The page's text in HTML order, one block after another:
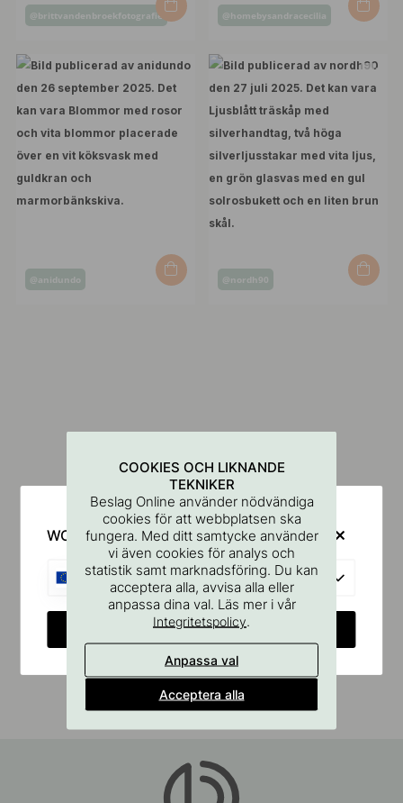
Inlägg
av
@brittvandenbroekfotografie
Inlägg
av
@homebysandracecilia
Inlägg
@anidundo
Inlägg
@nordh90
COOKIES OCH LIKNANDE
TEKNIKER
Beslag Online använder nödvändiga
cookies för att webbplatsen ska
fungera. Med ditt samtycke använder
vi även cookies för analys och
statistik samt marknadsföring. Du kan
acceptera alla, avvisa alla eller
anpassa dina val. Läs mer i vår
Integritetspolicy.
Anpassa val
Acceptera alla
WOULD YOU RATHER VISIT?
EU
CHANGE COUNTRY